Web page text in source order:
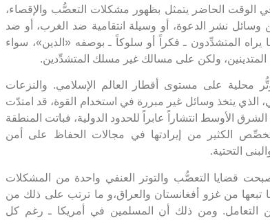
الوقت الحاضر يتمثل بظهور مشكلات التعصُّب والإقصاء،
نشر الدعوة، أو وسيلة انتقامية ضد الغرب، أو ضد
يراه المتشدِّدون ـ فكراً أو سلوكاً ـ بوصفه «الدين»، سواء
المتدينين، ولكن على مسالك غير مسلك المتشدِّدين.
محلية على مستوى أقطار العالم الإسلامي. والنزعات
الذي يتخذ وسائل غير مبررة في استخدام القوة، قد امتدّت
الأوسط انتشاراً عابراً للحدود الدولية، فباتت المنطقة
الكثير من إيرادتها في مجالات الحفاظ على أمن
التحتية.
قضايا التعصُّب والتوتر العنفي واحدة من المشكلات
ولاسيما بعد أحداث أيلول 2001م، وما تبعها من غزو أفغانستان والعراق،و ما ترتب على ذلك من
التعامل. ومن ذلك أن المسلمين في أمريكا ـ رغم كل